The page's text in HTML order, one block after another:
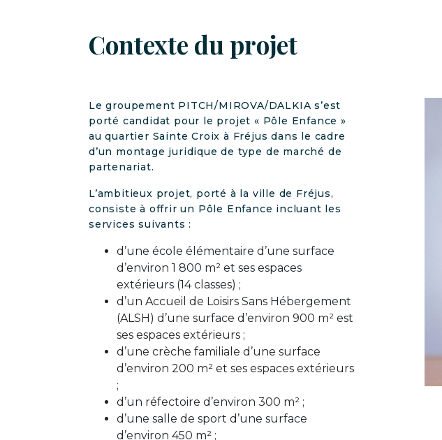
Contexte du projet
Le groupement PITCH/MIROVA/DALKIA s’est
porté candidat pour le projet « Pôle Enfance »
au quartier Sainte Croix à Fréjus dans le cadre
d’un montage juridique de type de marché de
partenariat.
L’ambitieux projet, porté à la ville de Fréjus,
consiste à offrir un Pôle Enfance incluant les
services suivants :
d’une école élémentaire d’une surface
d’environ 1 800 m² et ses espaces
extérieurs (14 classes) ;
d’un Accueil de Loisirs Sans Hébergement
(ALSH) d’une surface d’environ 900 m² est
ses espaces extérieurs ;
d’une crèche familiale d’une surface
d’environ 200 m² et ses espaces extérieurs
;
d’un réfectoire d’environ 300 m² ;
d’une salle de sport d’une surface
d’environ 450 m² ;